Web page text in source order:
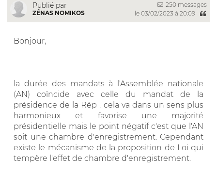
Publié par
ZÉNAS NOMIKOS
250 messages
le 03/02/2023 à 20:09
Bonjour,
la durée des mandats à l'Assemblée nationale
(AN) coïncide avec celle du mandat de la
présidence de la Rép : cela va dans un sens plus
harmonieux et favorise une majorité
présidentielle mais le point négatif c'est que l'AN
soit une chambre d'enregistrement. Cependant
existe le mécanisme de la proposition de Loi qui
tempère l'effet de chambre d'enregistrement.